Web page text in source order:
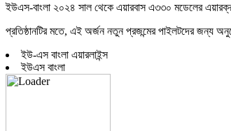
ইউএস-বাংলা ২০২৪ সাল থেকে এয়ারবাস এ৩৩০ মডেলের
প্রতিষ্ঠানটির মতে, এই অর্জন নতুন প্রজন্মের পাইলটদের জন্য
ইউ-এস বাংলা এয়ারলাইন্স
ইউএস বাংলা